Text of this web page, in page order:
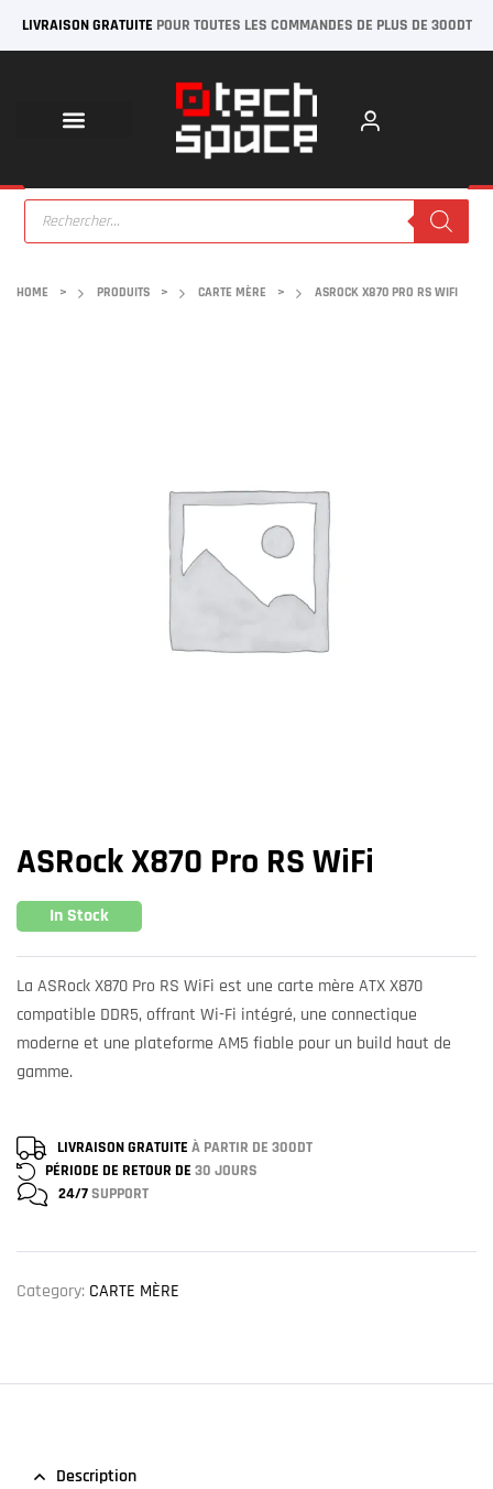
LIVRAISON GRATUITE POUR TOUTES LES COMMANDES DE PLUS DE 300DT
HOME > PRODUITS > CARTE MÈRE > ASROCK X870 PRO RS WIFI
ASRock X870 Pro RS WiFi
In Stock
La ASRock X870 Pro RS WiFi est une carte mère ATX X870
compatible DDR5, offrant Wi-Fi intégré, une connectique
moderne et une plateforme AM5 fiable pour un build haut de
gamme.
LIVRAISON GRATUITE À PARTIR DE 300DT
PÉRIODE DE RETOUR DE 30 JOURS
24/7SUPPORT
Category: CARTE MÈRE
Description